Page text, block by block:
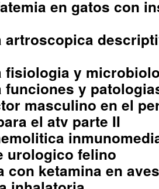
en gatos con
artroscopica
fisiologia y
funciones y
masculino en el
el atv parte II
urologico felino
con ketamina en